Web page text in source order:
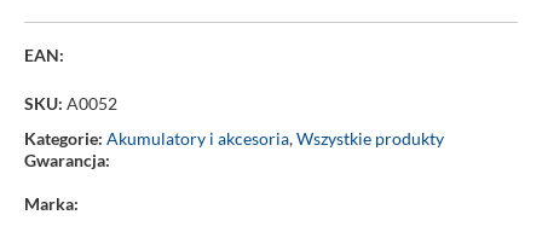
EAN:
SKU: A0052
Kategorie: Akumulatory i akcesoria,Wszystkie produkty
Gwarancja:
Marka: